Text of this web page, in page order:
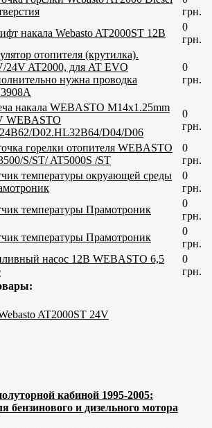
грн.
накала Webasto AT2000ST 12В
0
грн.
отопителя (крутилка).
24V AT2000, для AT EVO
нужна проводка
0
грн.
накала WEBASTO M14x1.25mm
WEBASTO
D02.HL32B64/D04/D06
0
грн.
горелки отопителя WEBASTO
S/ST/ AT5000S /ST
0
грн.
температуры окруающей среды
0
грн.
температуры Прамотроник
0
грн.
температуры Прамотроник
0
грн.
насос 12В WEBASTO 6,5
0
грн.
AT2000ST 24V
кабиной 1995-2005:
бензинового и дизельного мотора